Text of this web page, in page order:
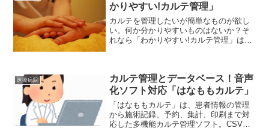
かりやすい!カルテ管理」
カルテを管理したいが簡単なものが欲し
い。何か分かりやすいものはないか？そ
れなら「わかりやすい!カルテ管理」はい
の管理がやりやすくなりますよ！
医療病院
カルテ管理とデータベース！音声
化ソフト対応「はなももカルテ」
「はなももカルテ」は、患者情報の管理
から施術記録、予約、集計、印刷まで対
応した多機能カルテ管理ソフト。CSV取